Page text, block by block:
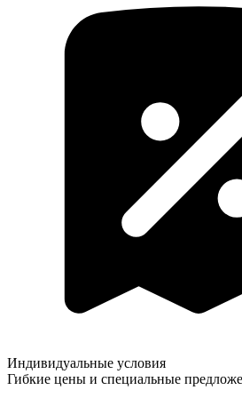
Индивидуальные условия
Гибкие цены и специальные